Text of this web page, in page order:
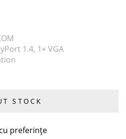
1.4, 1× VGA
STOCK
preferințe